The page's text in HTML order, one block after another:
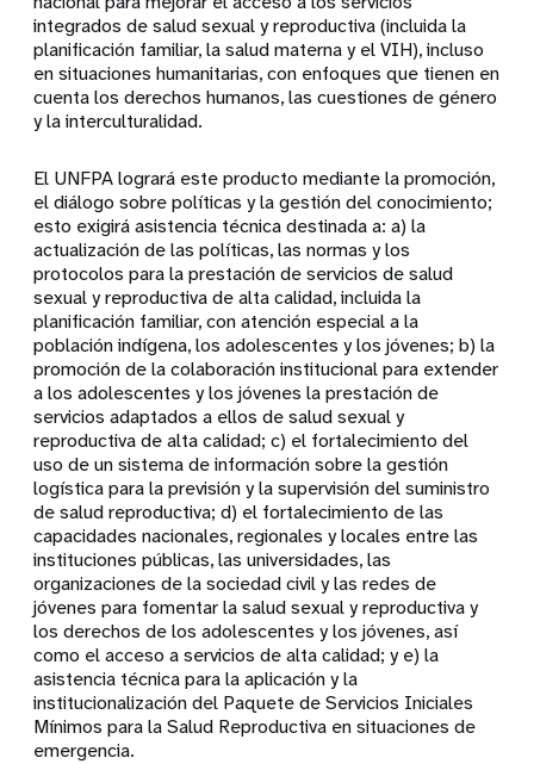
integrados de salud sexual y reproductiva (incluida la
planificación familiar, la salud materna y el VIH), incluso
en situaciones humanitarias, con enfoques que tienen en
cuenta los derechos humanos, las cuestiones de género
y la interculturalidad.
El UNFPA logrará este producto mediante la promoción,
el diálogo sobre políticas y la gestión del conocimiento;
esto exigirá asistencia técnica destinada a: a) la
actualización de las políticas, las normas y los
protocolos para la prestación de servicios de salud
sexual y reproductiva de alta calidad, incluida la
planificación familiar, con atención especial a la
población indígena, los adolescentes y los jóvenes; b) la
promoción de la colaboración institucional para extender
a los adolescentes y los jóvenes la prestación de
servicios adaptados a ellos de salud sexual y
reproductiva de alta calidad; c) el fortalecimiento del
uso de un sistema de información sobre la gestión
logística para la previsión y la supervisión del suministro
de salud reproductiva; d) el fortalecimiento de las
capacidades nacionales, regionales y locales entre las
instituciones públicas, las universidades, las
organizaciones de la sociedad civil y las redes de
jóvenes para fomentar la salud sexual y reproductiva y
los derechos de los adolescentes y los jóvenes, así
como el acceso a servicios de alta calidad; y e) la
asistencia técnica para la aplicación y la
institucionalización del Paquete de Servicios Iniciales
Mínimos para la Salud Reproductiva en situaciones de
emergencia.